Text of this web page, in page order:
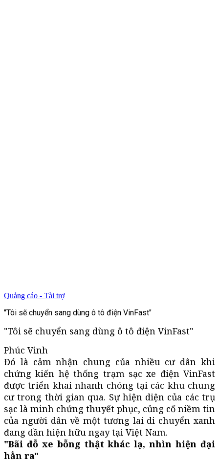
Quảng cáo - Tài trợ
"Tôi sẽ chuyển sang dùng ô tô điện VinFast"
"Tôi sẽ chuyển sang dùng ô tô điện VinFast"
Phúc Vinh
Đó là cảm nhận chung của nhiều cư dân khi
chứng kiến hệ thống trạm sạc xe điện VinFast
được triển khai nhanh chóng tại các khu chung
cư trong thời gian qua. Sự hiện diện của các trụ
sạc là minh chứng thuyết phục, củng cố niềm tin
của người dân về một tương lai di chuyển xanh
đang dần hiện hữu ngay tại Việt Nam.
"Bãi đỗ xe bỗng thật khác lạ, nhìn hiện đại
hẳn ra"